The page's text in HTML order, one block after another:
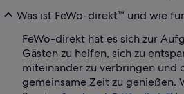
Was ist FeWo-direkt™ und wie
FeWo-direkt hat es sich zur
Gästen zu helfen, sich zu
miteinander zu verbringen und
gemeinsame Zeit zu genießen.